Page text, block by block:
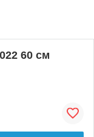
60 см